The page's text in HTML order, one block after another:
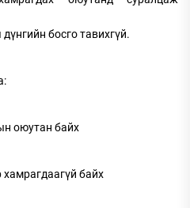
босго тавихгүй.
оюутан байх
хамрагдаагүй байх